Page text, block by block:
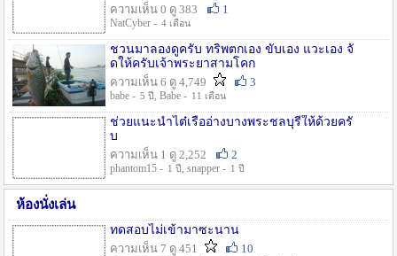
ความเห็น 0 ดู 383
1
NatCyber - 4 เดือน
ชวนมาลองดูครับ ทริพตกเอง ขับเอง แวะเอง จั
ดให้ครับเจ้าพระยาสามโคก
ความเห็น 6 ดู 4,749
3
babe - 5 ปี , Babe - 11 เดือน
ช่วยแนะนำไต๋เรืออ่างบางพระชลบุรีให้ด้วยครั
บ
ความเห็น 1 ดู 2,252
2
phantom15 - 1 ปี , snapper - 1 ปี
ห้องนั่งเล่น
ทดสอบไม่เข้ามาซะนาน
ความเห็น 7 ดู 451
10